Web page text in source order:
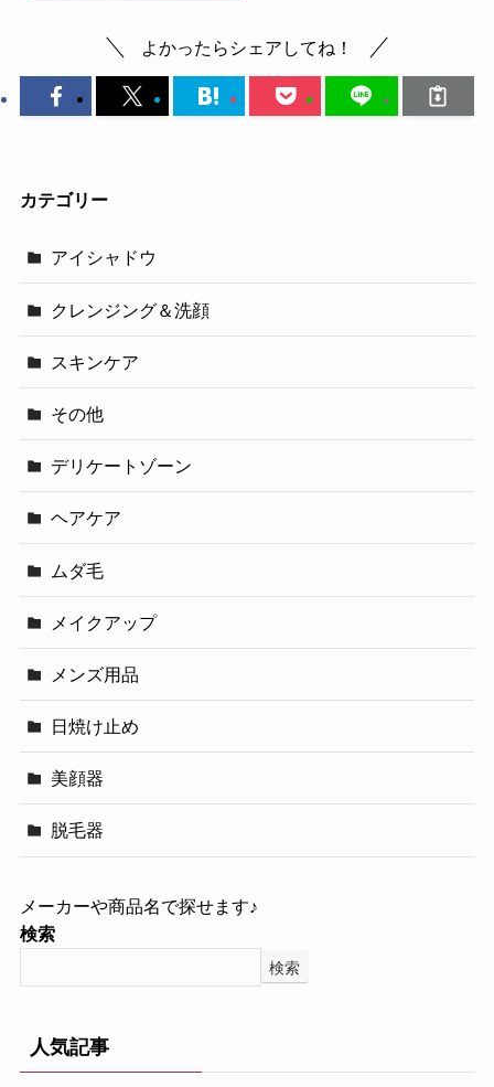
よかったらシェアしてね！
カテゴリー
アイシャドウ
クレンジング＆洗顔
スキンケア
その他
デリケートゾーン
ヘアケア
ムダ毛
メイクアップ
メンズ用品
日焼け止め
美顔器
脱毛器
メーカーや商品名で探せます♪
検索
検索
人気記事